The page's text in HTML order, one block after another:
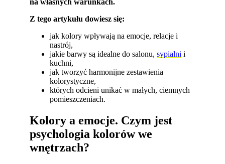
na własnych warunkach.
Z tego artykułu dowiesz się:
jak kolory wpływają na emocje, relacje i
nastrój,
jakie barwy są idealne do salonu,sypialni i
kuchni,
jak tworzyć harmonijne zestawienia
kolorystyczne,
których odcieni unikać w małych, ciemnych
pomieszczeniach.
Kolory a emocje. Czym jest
psychologia kolorów we
wnętrzach?